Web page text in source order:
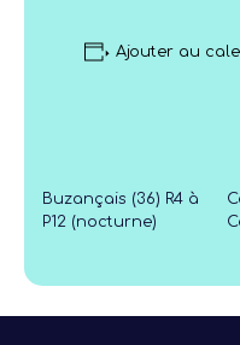
Ajouter au
Buzançais (36) R4 à
P12 (nocturne)